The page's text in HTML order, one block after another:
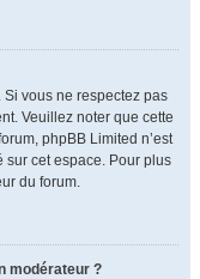
vous ne respectez pas
Veuillez noter que cette
phpBB Limited n’est
cet espace. Pour plus
du forum.
modérateur ?